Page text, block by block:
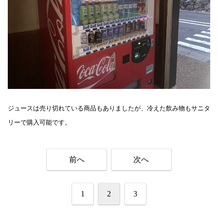
ジュースは売り切れている商品もありましたが、冷えた飲み物もサニタ
リーで購入可能です。
前へ 次へ
1 2 3